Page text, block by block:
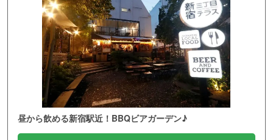
昼から飲める新宿駅近！BBQビアガーデン♪